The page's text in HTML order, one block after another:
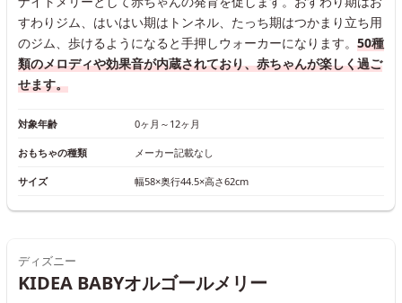
すわりジム、はいはい期はトンネル、たっち期はつかまり立ち用
のジム、歩けるようになると手押しウォーカーになります。 50種
類のメロディや効果音が内蔵されており、赤ちゃんが楽しく過ご
せます。
対象年齢 0ヶ月～12ヶ月
おもちゃの種類 メーカー記載なし
サイズ 幅58×奥行44.5×高さ62cm
ディズニー
KIDEA BABYオルゴールメリー